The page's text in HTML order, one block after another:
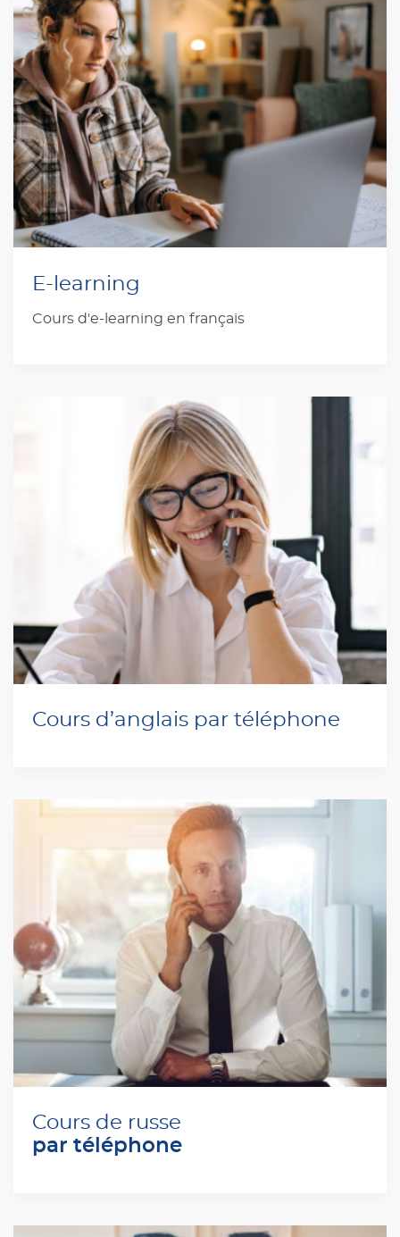
E-learning
Cours d'e-learning en français
Cours d’anglais par téléphone
Cours de russe
par téléphone